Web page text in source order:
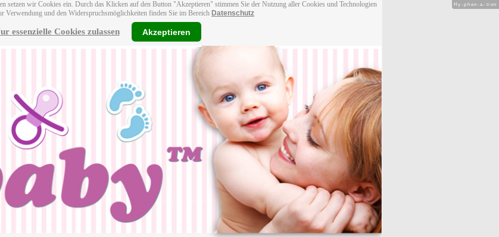
setzen wir Cookies ein. Durch das Klicken auf den Button "Akzeptieren" stimmen Sie der Nutzung aller Cookies und Technologien
Verwendung und den Widerspruchsmöglichkeiten finden Sie im Bereich Datenschutz
essenzielle Cookies zulassen Akzeptieren
Hy-phen-a-tion